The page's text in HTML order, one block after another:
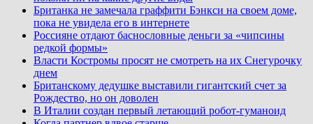
Британка не замечала граффити Бэнкси на своем доме,
пока не увидела его в интернете
Россияне отдают баснословные деньги за «чипсины
редкой формы»
Власти Костромы просят не смотреть на их Снегурочку
днем
Британскому дедушке выставили гигантский счет за
Рождество, но он доволен
В Италии создан первый летающий робот-гуманоид